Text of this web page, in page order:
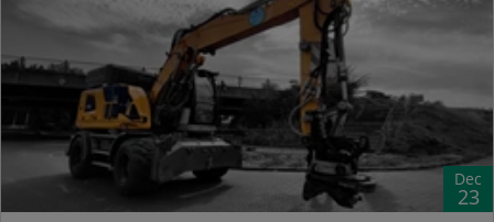
Dec
23